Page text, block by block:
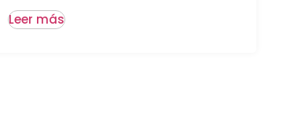
Leer más